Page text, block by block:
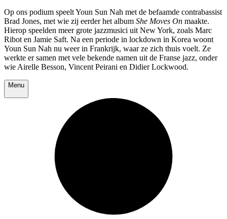
Op ons podium speelt Youn Sun Nah met de befaamde contrabassist
Brad Jones, met wie zij eerder het album She Moves On maakte.
Hierop speelden meer grote jazzmusici uit New York, zoals Marc
Ribot en Jamie Saft. Na een periode in lockdown in Korea woont
Youn Sun Nah nu weer in Frankrijk, waar ze zich thuis voelt. Ze
werkte er samen met vele bekende namen uit de Franse jazz, onder
wie Airelle Besson, Vincent Peirani en Didier Lockwood.
Menu